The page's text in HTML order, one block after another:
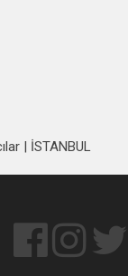
| İSTANBUL